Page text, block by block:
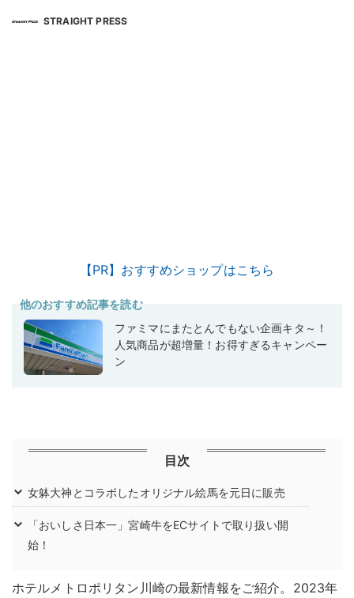
STRAIGHT PRESS
【PR】おすすめショップはこちら
他のおすすめ記事を読む
ファミマにまたとんでもない企画キタ～！
人気商品が超増量！お得すぎるキャンペー
ン
目次
女躰大神とコラボしたオリジナル絵馬を元日に販売
「おいしさ日本一」宮崎牛をECサイトで取り扱い開
始！
ホテルメトロポリタン川崎の最新情報をご紹介。2023年